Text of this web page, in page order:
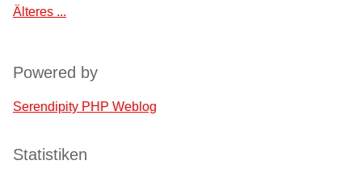
Älteres ...
Powered by
Serendipity PHP Weblog
Statistiken